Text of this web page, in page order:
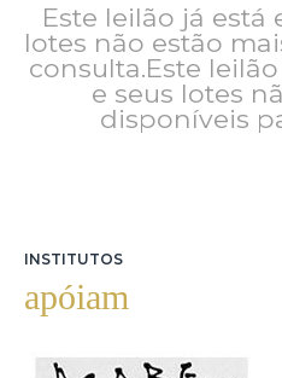
Este leilão já está
lotes não estão
consulta.Este
e seus lotes
disponíveis
INSTITUTOS
apóiam